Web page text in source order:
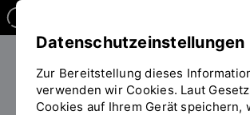
Die OTH
Einrichtungen
Datenschutzeinstellungen
Zur Bereitstellung dieses
verwenden wir Cookies. Laut
Cookies auf Ihrem Gerät speichern,